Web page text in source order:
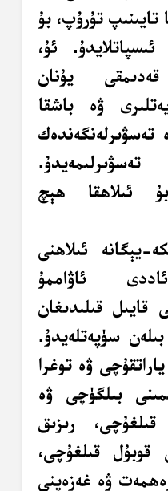
تايىنىپ تۇرۇپ، بۇ
ئىسپاتلايدۇ. ئۇ،
يۇنان
ۋە باشقا
تەسۋىرلەنگەندەك
ئىلاھقا ھېچ
يېگانە ئىلاھنى
ئاددى ئاۋاممۇ
قايىل قىلىدىغان
سۈپەتلەيدۇ.
ۋە توغرا
بىلگۈچى ۋە
رىزىق
قوبۇل قىلغۇچى،
ۋە غەزەپنى